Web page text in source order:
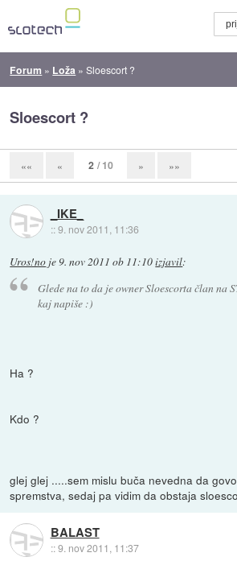
Forum » Loža »Sloescort ?
Sloescort ?
«« « 2 / 10 » »»
_IKE_
::9. nov 2011, 11:36
Uros!no je9. nov 2011 ob 11:10izjavil:
Glede na to da je owner Sloescorta član na
kaj napiše :)
Ha ?
Kdo ?
glej glej .....sem mislu buča nevedna da
spremstva, sedaj pa vidim da obstaja
BALAST
::9. nov 2011, 11:37